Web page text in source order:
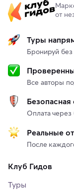
от
Туры
Бронируй
Все авторы
Безопасная
Оплата через
Реальные
После
Клуб Гидов
Туры